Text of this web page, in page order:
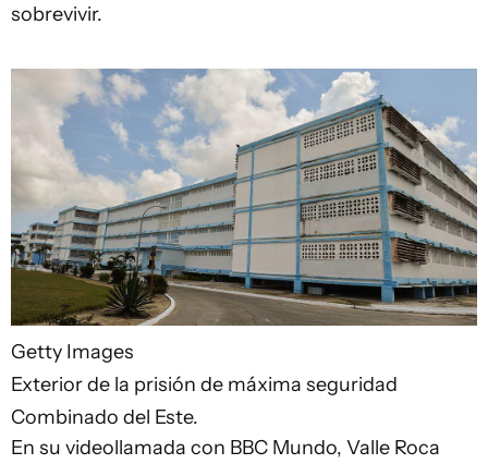
sobrevivir.
Getty Images
Exterior de la prisión de máxima seguridad
Combinado del Este.
En su videollamada con BBC Mundo, Valle Roca